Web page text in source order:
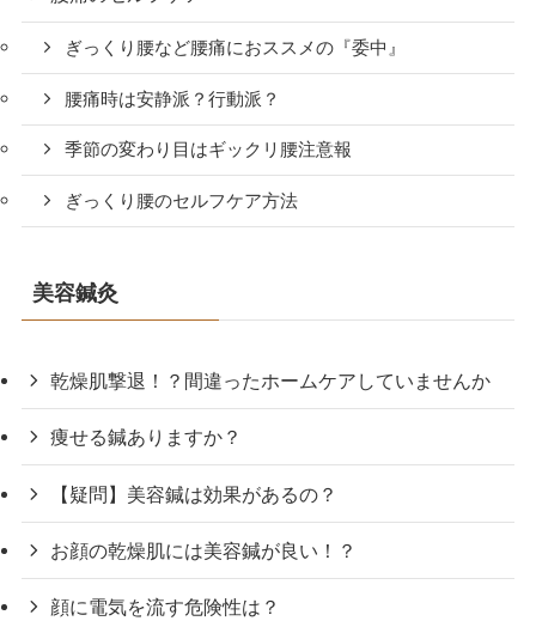
ぎっくり腰など腰痛におススメの『委中』
腰痛時は安静派？行動派？
季節の変わり目はギックリ腰注意報
ぎっくり腰のセルフケア方法
美容鍼灸
乾燥肌撃退！？間違ったホームケアしていませんか
痩せる鍼ありますか？
【疑問】美容鍼は効果があるの？
お顔の乾燥肌には美容鍼が良い！？
顔に電気を流す危険性は？